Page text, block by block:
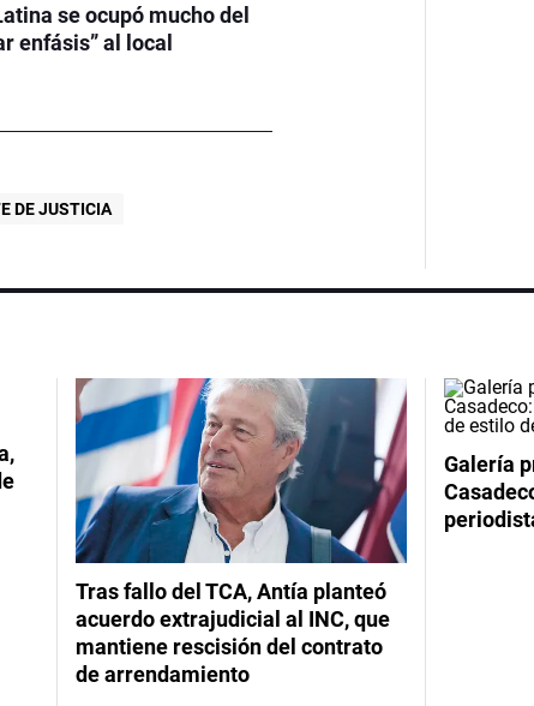
se ocupó mucho del
enfásis” al local
DE JUSTICIA
Tras fallo del TCA, Antía planteó
acuerdo extrajudicial al INC, que
mantiene rescisión del contrato
de arrendamiento
Galería